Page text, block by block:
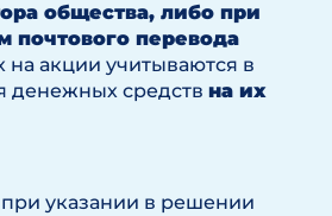
общества, либо при
почтового перевода
на акции учитываются в
денежных средств на их
указании в решении